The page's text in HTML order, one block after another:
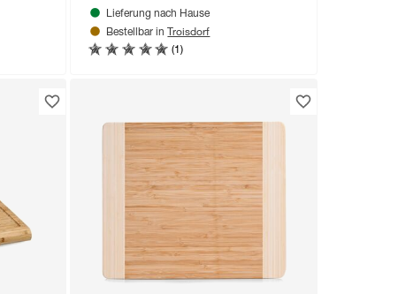
Lieferung nach Hause
Bestellbar in Troisdorf
(1)